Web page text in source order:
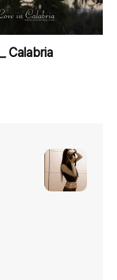
Calabria